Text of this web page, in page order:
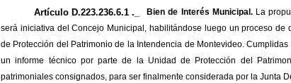
Artículo D.223.236.6.1 ._ Bien de Interés Municipal.La
será iniciativa del Concejo Municipal, habilitándose luego un proceso
de Protección del Patrimonio de la Intendencia de Montevideo.
un informe técnico por parte de la Unidad de Protección del
patrimoniales consignados, para ser finalmente considerada por la Junta